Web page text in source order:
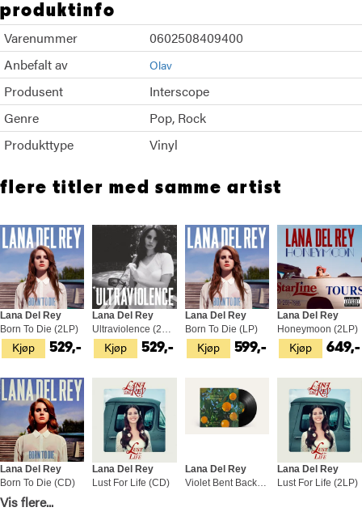
tittelen peker den både bakover i tid og dit vi er akkurat nå. Om du
ikke i farten vet hvemNorman Rockweller, kan du jo raskt sjekke det,
og du skjønner tegningen. Like stilsikkert som alltid og innpakket i et
av årets kuleste cover. Lekkert, lekkert.
produktinfo
Varenummer
0602508409400
Anbefalt av
Olav
Produsent
Interscope
Genre
Pop Rock
Produkttype
Vinyl
flere titler med samme artist
Kjøp
Lana Del Rey
Born To Die (2LP)
529,- Kjøp
Lana Del Rey
Ultraviolence (2LP)
529,- Kjøp
Lana Del Rey
Born To Die (LP)
599,- Kjøp
Lana Del Rey
Honeymoon (2LP)
649,-
Kjøp
Lana Del Rey
Born To Die (CD)
149,-
Lana Del Rey
Lust For Life (CD)
Lana Del Rey
Violet Bent Backwards Over The… (LP)
Lana Del Rey
Lust For Life (2LP)
Vis flere...